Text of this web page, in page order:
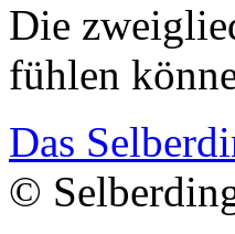
Die
fühlen
Das
©